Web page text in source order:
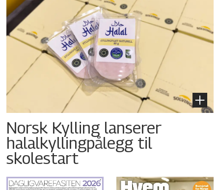
Norsk Kylling lanserer
halalkyllingpålegg til
skolestart